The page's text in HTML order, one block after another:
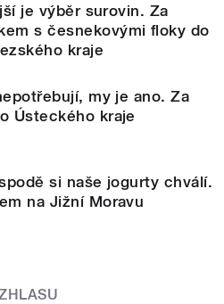
je výběr surovin. Za
s česnekovými floky do
kraje
my je ano. Za
Ústeckého kraje
si naše jogurty chválí.
na Jižní Moravu